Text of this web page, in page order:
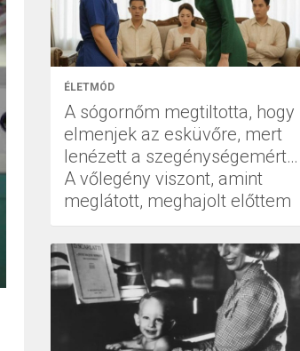
ÉLETMÓD
A sógornőm megtiltotta, hogy
elmenjek az esküvőre, mert
lenézett a szegénységemért…
A vőlegény viszont, amint
meglátott, meghajolt előttem